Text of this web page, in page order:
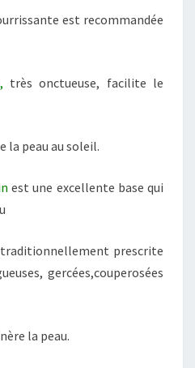
est recommandée
très onctueuse, facilite le
la peau au soleil.
est une excellente base qui
prescrite
gercées,couperosées
la peau.